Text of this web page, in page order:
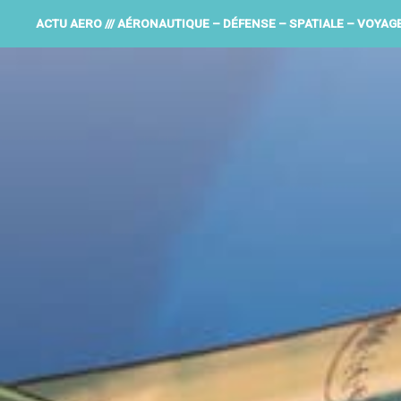
ACTU AERO /// AÉRONAUTIQUE – DÉFENSE – SPATIALE –